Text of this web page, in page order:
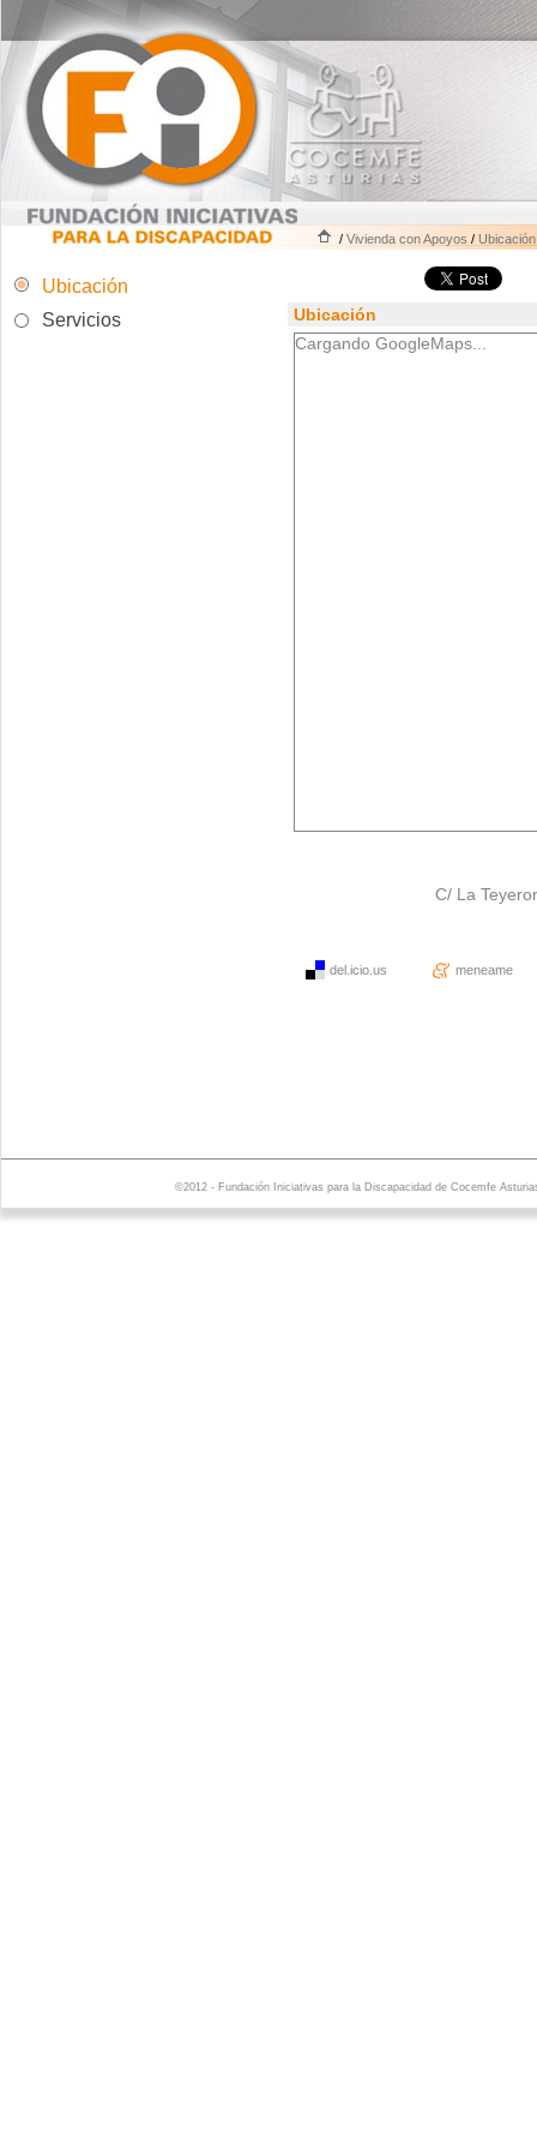
/ Vivienda con Apoyos / Ubicación
Ubicación
Servicios
Ubicación
Cargando GoogleMaps...
C/ La
del.icio.us meneame
©2012 - Fundación Iniciativas para la Discapacidad de Cocemfe